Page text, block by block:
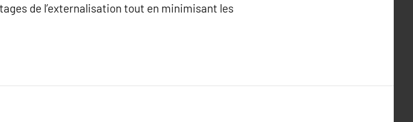
de l’externalisation tout en minimisant les